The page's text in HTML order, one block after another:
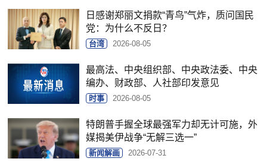
日感谢郑丽文捐款“青鸟”气炸，质问国民
党：为什么不反日？
台湾 2026-08-05
最高法、中央组织部、中央政法委、中央
编办、财政部、人社部印发意见
时事 2026-08-05
特朗普手握全球最强军力却无计可施，外
媒揭美伊战争“无解三选一”
新闻解画 2026-07-31